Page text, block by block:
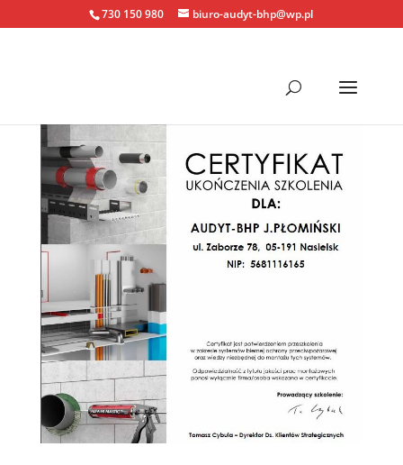
730 150 980 biuro-audyt-bhp@wp.pl